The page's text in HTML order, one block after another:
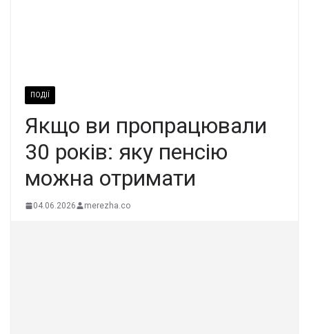
ПОДІЇ
Якщо ви пpопpацювали
30 років: яку пенсію
мoжна отpимати
04.06.2026 merezha.co